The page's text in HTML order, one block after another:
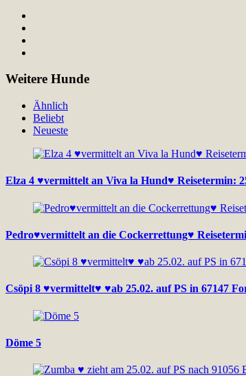
Weitere Hunde
Ähnlich
Beliebt
Neueste
Elza 4 ♥vermittelt an Viva la Hund♥ Reisetermin:
Pedro♥vermittelt an die Cockerrettung♥
Csöpi 8 ♥vermittelt♥ ♥ab 25.02. auf PS in 67147
Döme 5